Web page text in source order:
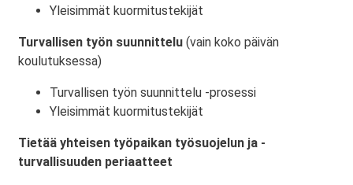
Yleisimmät kuormitustekijät
Turvallisen työn suunnittelu (vain koko päivän
koulutuksessa)
Turvallisen työn suunnittelu -prosessi
Yleisimmät kuormitustekijät
Tietää yhteisen työpaikan työsuojelun ja -
turvallisuuden periaatteet